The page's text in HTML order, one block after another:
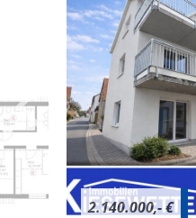
2.140.000,- €